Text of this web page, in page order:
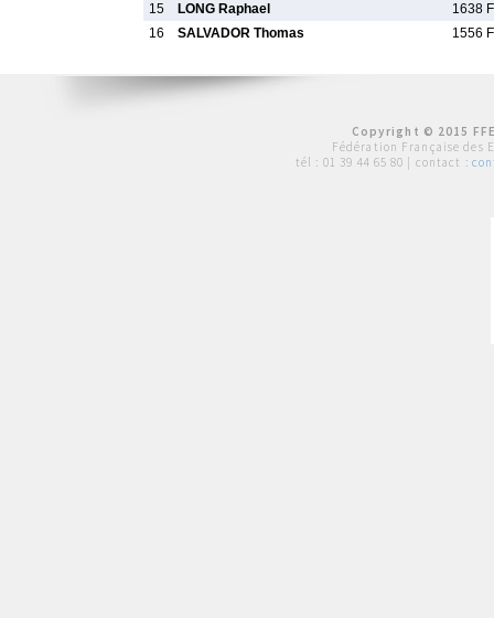
15
LONG Raphael
1638 F
16
SALVADOR Thomas 1556 F
Copyright © 2015
Fédération Française des
tél : 01 39 44 65 80 | contact :